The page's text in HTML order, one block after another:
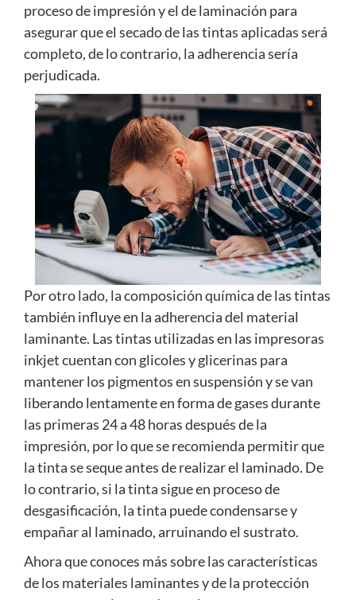
proceso de impresión y el de laminación para
asegurar que el secado de las tintas aplicadas será
completo, de lo contrario, la adherencia sería
perjudicada.
Por otro lado, la composición química de las tintas
también influye en la adherencia del material
laminante. Las tintas utilizadas en las impresoras
inkjet cuentan con glicoles y glicerinas para
mantener los pigmentos en suspensión y se van
liberando lentamente en forma de gases durante
las primeras 24 a 48 horas después de la
impresión, por lo que se recomienda permitir que
la tinta se seque antes de realizar el laminado. De
lo contrario, si la tinta sigue en proceso de
desgasificación, la tinta puede condensarse y
empañar al laminado, arruinando el sustrato.
Ahora que conoces más sobre las características
de los materiales laminantes y de la protección